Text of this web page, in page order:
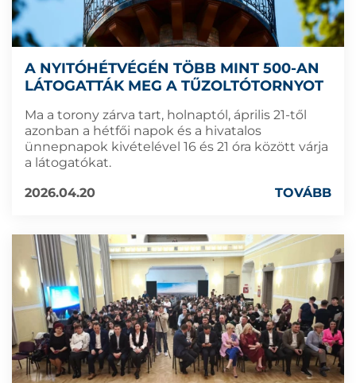
A NYITÓHÉTVÉGÉN TÖBB MINT 500-AN
LÁTOGATTÁK MEG A TŰZOLTÓTORNYOT
Ma a torony zárva tart, holnaptól, április 21-től
azonban a hétfői napok és a hivatalos
ünnepnapok kivételével 16 és 21 óra között várja
a látogatókat.
2026.04.20
TOVÁBB